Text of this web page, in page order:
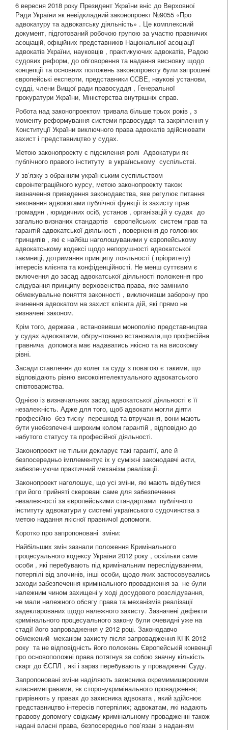
6 вересня 2018 року Президент України вніс до Верховної
Ради України як невідкладний законопроект №9055 «Про
адвокатуру та адвокатську діяльність» . Це комплексний
документ, підготований робочою групою за участю правничих
асоціацій, офіційних представників Національної асоціації
адвокатів України, науковців , практикуючих адвокатів, Радою
судових реформ, до обговорення та надання висновку щодо
концепції та основних положень законопроекту були запрошені
європейські експерти, представники ССВЕ, наукові установи,
судді, члени Вищої ради правосуддя , Генеральної
прокуратури України, Міністерства внутрішніх справ.
Робота над законопроектом тривала більше трьох років , з
моменту реформування системи правосуддя та закріплення у
Конституції України виключного права адвокатів здійснювати
захист і представництво у судах.
Метою законопроекту є підсилення ролі Адвокатури як
публічного правого інституту в українському суспільстві.
У зв’язку з обранням українським суспільством
євроінтеграційного курсу, метою законопроекту також
визначення приведення законодавства, яке регулює питання
виконання адвокатами публічної функції із захисту прав
громадян , юридичних осіб, установ , організацій у судах до
загально визнаних стандартів європейських систем прав та
гарантій адвокатської діяльності , повернення до головних
принципів , які є найбіш наголошуваними у європейському
адвокатському кодексі щодо непорушності адвокатської
таємниці, дотримання принципу лояльності ( пріоритету)
інтересів клієнта та конфіденційності. Не менш суттєвим є
включення до засад адвокатської діяльності положення про
слідування принципу верховенства права, яке замінило
обмежувальне поняття законності , виключивши заборону про
вчинення адвокатом на захист клієнта дій, які прямо не
визначені законом.
Крім того, держава , встановивши монополію представництва
у судах адвокатами, обгрунтовано встановила,що професійна
правнича допомога має надаватись якісно та на високому
рівні.
Засади ставлення до колег та суду з повагою є такими, що
відповідають рівню високоінтелектуального адвокатського
співтовариства.
Однією із визначальних засад адвокатської діяльності є її
незалежність. Адже для того, щоб адвокати могли діяти
професійно без тиску перешкод та втручання, вони мають
бути унебезпечені широким колом гарантій , відповідно до
набутого статусу та професійної діяльності.
Законопроект не тільки декларує такі гарантії, але й
безпосередньо імплементує іх у суміжні законодавчі акти,
забезпечуючи практичний механізм реалізації.
Законопроект наголошує, що усі зміни, які мають відбутися
при його прийняті скеровані саме для забезпечення
незалежності за європейськими стандартами публічного
інституту адвокатури у системі українського судочинства з
метою надання якісної правничої допомоги.
Коротко про запропоновані зміни:
Найбільших змін зазнали положення Кримінального
процесуального кодексу України 2012 року , оскільки саме
особи , які перебувають під кримінальним переслідуванням,
потерпілі від злочинів, інші особи, щодо яких застосовувались
заходи забезпечення кримінального провадження за не були
належним чином захищені у ході досудового розслідування,
не мали належного обсягу права та механізмів реалізації
задекларованих щодо належного захисту. Зазначені дефекти
кримінального процесуального закону були очевидні уже на
стадії його запровадження у 2012 році. Законодавчо
обмежений механізм захисту після запровадження КПК 2012
року та не відповідність його положень Європейській конвенції
про основоположні права потягнув за собою значну кількість
скарг до ЄСПЛ , які і зараз перебувають у провадженні Суду.
Запропоновані зміни наділяють захисника окремимиширокими
власнимиправами, як сторонукримінального провадження;
прирівнють у правах до захисника адвоката , який здійснює
представництво інтересів потерпілих; адвокатам, які надають
правову допомогу свідкаму кримінальному провадженні також
надані власні права, безпосередньо пов’язані з наданням